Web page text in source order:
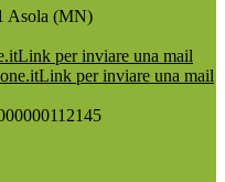
Asola (MN)
Link per inviare una mail
Link per inviare una mail